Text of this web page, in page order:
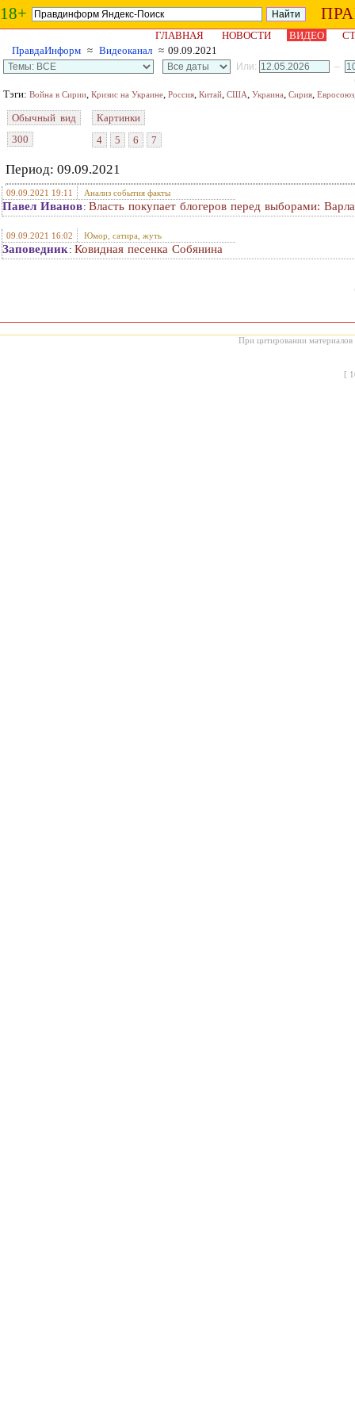
18+
ГЛАВНАЯ НОВОСТИ ВИДЕО
ПравдаИнформ ≈ Видеоканал ≈ 09.09.2021
Или:
–
Тэги: Война в Сирии, Кризис на Украине, Россия, Китай, США, Украина, Сирия, Евросоюз
Обычный вид
300
Картинки
4
5 6 7
Период: 09.09.2021
09.09.2021 19:11 Анализ события факты
Павел Иванов: Власть покупает блогеров перед выборами:
09.09.2021 16:02 Юмор, сатира, жуть
Заповедник : Ковидная песенка Собянина
При цитировании материалов
[